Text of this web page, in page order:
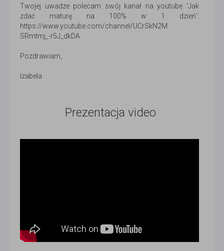
Twojej uwadze polecam swój kanał na youtube ‘Jak
zdać maturę na 100% w 1 dzień’:
https://www.youtube.com/channel/UCrSkN2M
SRmtmj_-r5J_dkDA
Pozdrawiam,
Izabela
Prezentacja video